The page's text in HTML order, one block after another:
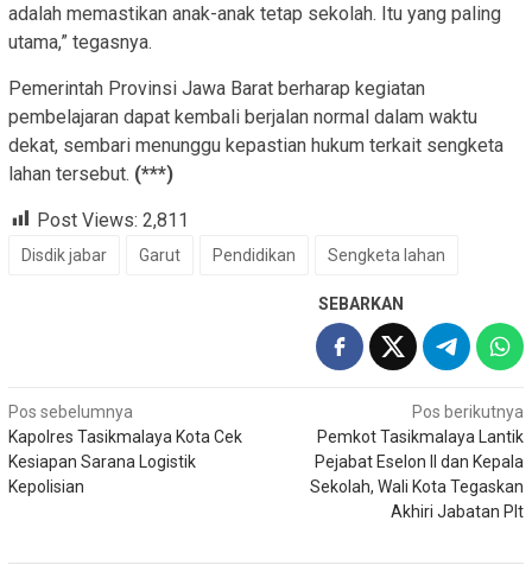
adalah memastikan anak-anak tetap sekolah. Itu yang paling
utama,” tegasnya.
Pemerintah Provinsi Jawa Barat berharap kegiatan
pembelajaran dapat kembali berjalan normal dalam waktu
dekat, sembari menunggu kepastian hukum terkait sengketa
lahan tersebut. (***)
Post Views: 2,811
Disdik jabar Garut Pendidikan Sengketa lahan
SEBARKAN
Navigasi
pos
Pos sebelumnya
Kapolres Tasikmalaya Kota Cek
Kesiapan Sarana Logistik
Kepolisian
Pos berikutnya
Pemkot Tasikmalaya Lantik
Pejabat Eselon II dan Kepala
Sekolah, Wali Kota Tegaskan
Akhiri Jabatan Plt